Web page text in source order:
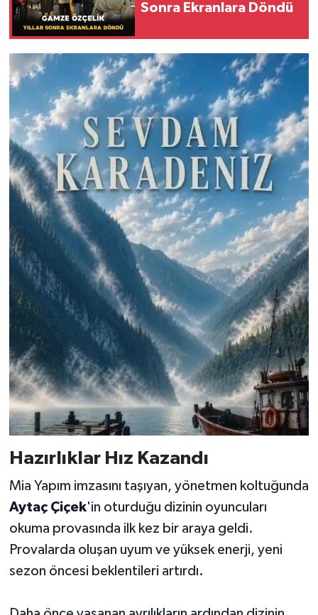
Sonra Ekranlara Döndü
Hazırlıklar Hız Kazandı
Mia Yapım imzasını taşıyan, yönetmen koltuğunda
Aytaç Çiçek'in oturduğu dizinin oyuncuları
okuma provasında ilk kez bir araya geldi.
Provalarda oluşan uyum ve yüksek enerji, yeni
sezon öncesi beklentileri artırdı.